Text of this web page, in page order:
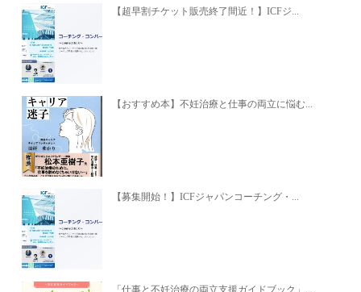
【超早割チケット販売終了間近！】ICFジ...
【おすすめ本】不妊治療と仕事の両立に悩む...
【募集開始！】ICFジャパンコーチング・...